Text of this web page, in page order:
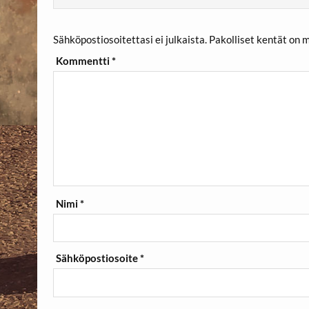
Sähköpostiosoitettasi ei julkaista. Pakolliset kentät on
Kommentti*
Nimi*
Sähköpostiosoite*